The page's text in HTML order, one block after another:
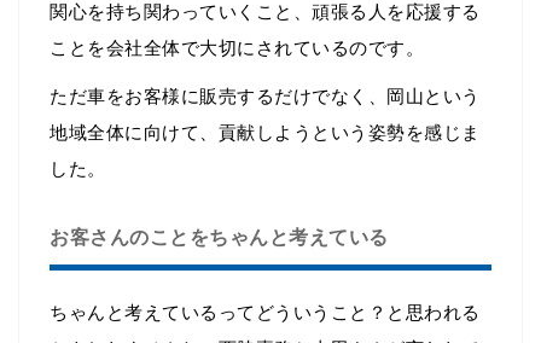
関心を持ち関わっていくこと、頑張る人を応援する
ことを会社全体で大切にされているのです。
ただ車をお客様に販売するだけでなく、岡山という
地域全体に向けて、貢献しようという姿勢を感じま
した。
お客さんのことをちゃんと考えている
ちゃんと考えているってどういうこと？と思われる